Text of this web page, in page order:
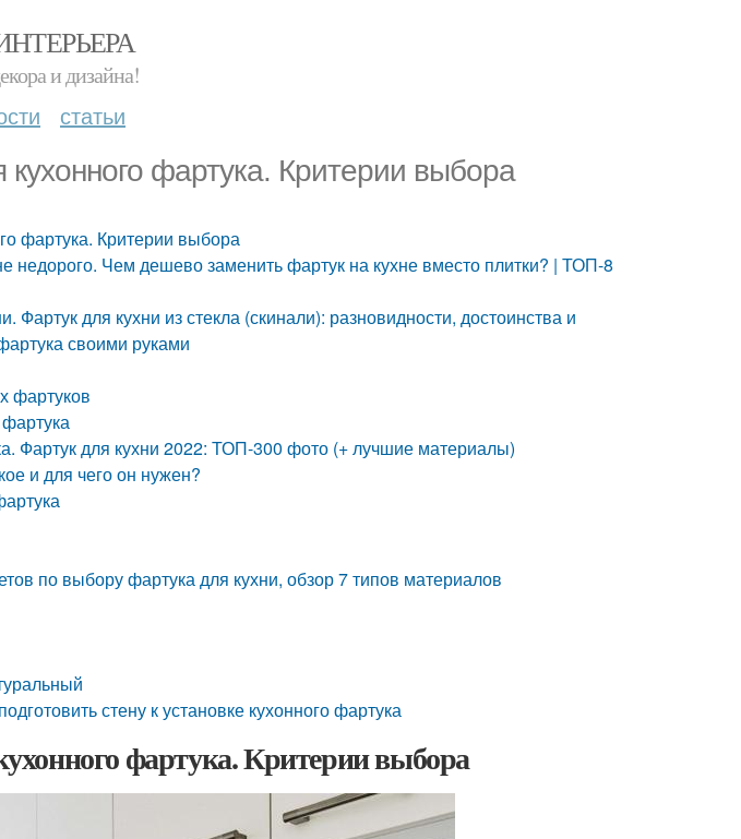
и дизайна!
статьи
фартука. Критерии выбора
фартука. Критерии выбора
недорого. Чем дешево заменить фартук на кухне вместо плитки? | ТОП-8
для кухни из стекла (скинали): разновидности, достоинства и
своими руками
фартуков
Фартук для кухни 2022: ТОП-300 фото (+ лучшие материалы)
и для чего он нужен?
по выбору фартука для кухни, обзор 7 типов материалов
стену к установке кухонного фартука
фартука. Критерии выбора